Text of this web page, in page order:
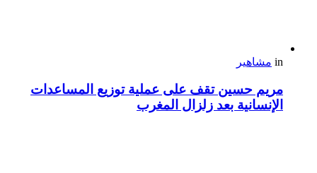
in مشاهير
مريم حسين تقف على عملية توزيع المساعدات
الإنسانية بعد زلزال المغرب